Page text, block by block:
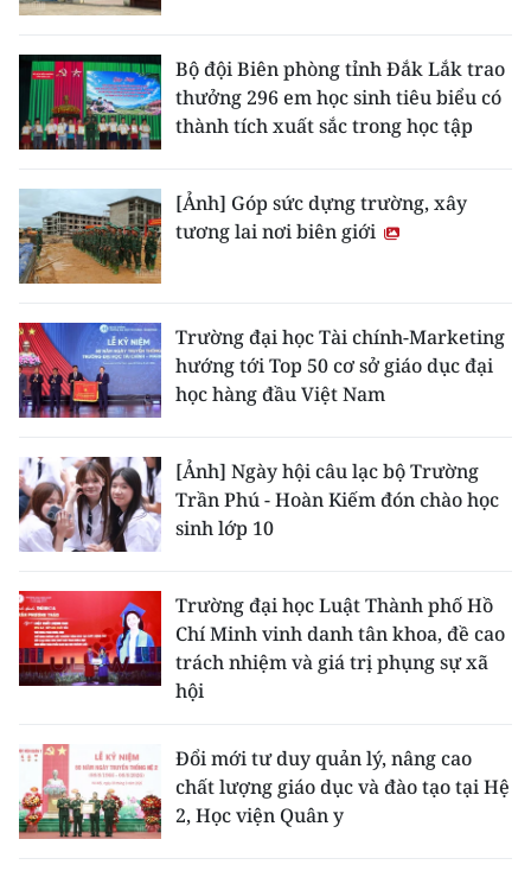
Bộ đội Biên phòng tỉnh Đắk Lắk trao
thưởng 296 em học sinh tiêu biểu có
thành tích xuất sắc trong học tập
[Ảnh] Góp sức dựng trường, xây
tương lai nơi biên giới
Trường đại học Tài chính-Marketing
hướng tới Top 50 cơ sở giáo dục đại
học hàng đầu Việt Nam
[Ảnh] Ngày hội câu lạc bộ Trường
Trần Phú - Hoàn Kiếm đón chào học
sinh lớp 10
Trường đại học Luật Thành phố Hồ
Chí Minh vinh danh tân khoa, đề cao
trách nhiệm và giá trị phụng sự xã
hội
Đổi mới tư duy quản lý, nâng cao
chất lượng giáo dục và đào tạo tại Hệ
2, Học viện Quân y